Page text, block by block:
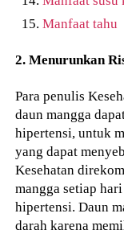
Manfaat tahu
2. Menurunkan
Para penulis
daun mangga
hipertensi, untuk
yang dapat
Kesehatan
mangga setiap
hipertensi. Daun
darah karena